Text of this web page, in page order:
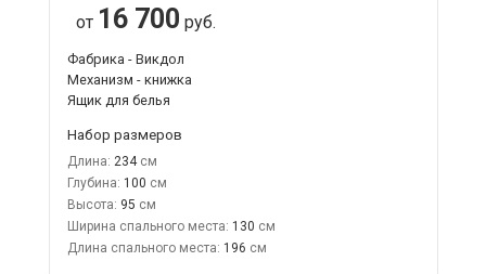
от 16 700 руб.
Фабрика - Викдол
Механизм - книжка
Ящик для белья
Набор размеров
Длина: 234
Глубина: 100
Высота: 95
Ширина спального места: 130
Длина спального места: 196